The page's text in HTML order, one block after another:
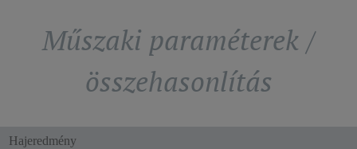
Műszaki paraméterek /
összehasonlítás
Hajeredmény